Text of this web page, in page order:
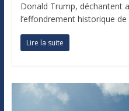
Donald Trump, déchantent
l’effondrement historique
Lire la suite